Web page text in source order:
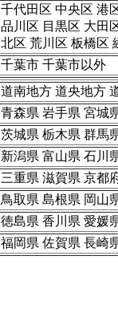
千代田区 中央区 港
品川区 目黒区 大田
北区 荒川区 板橋区
千葉市 千葉市以外
道南地方 道央地方
青森県 岩手県 宮城
茨城県 栃木県 群馬
新潟県 富山県 石川
三重県 滋賀県 京都
鳥取県 島根県 岡山
徳島県 香川県 愛媛
福岡県 佐賀県 長崎